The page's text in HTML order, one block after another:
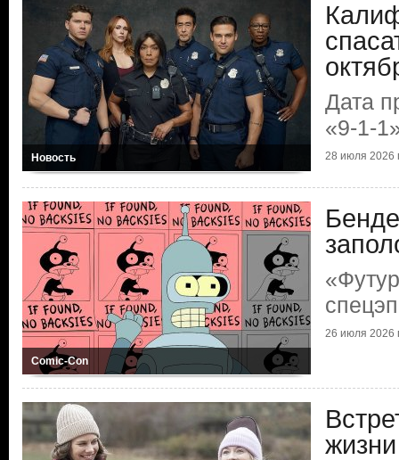
Новость
Дата
«9-1-
28 июля 2026
Comic-Con
26 июля 2026
жизни